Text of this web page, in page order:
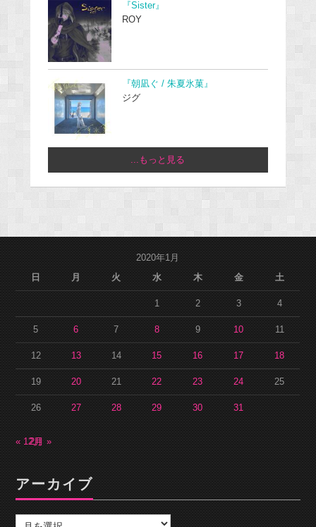
『Sister』
ROY
『朝凪ぐ / 朱夏氷菓』
ジグ
...もっと見る
2020年1月
日
月 火 水 木 金 土
1 2 3 4
5 6 7 8 9 10 11
12 13 14 15 16 17 18
19 20 21 22 23 24 25
26 27 28 29 30 31
« 12月2月 »
アーカイブ